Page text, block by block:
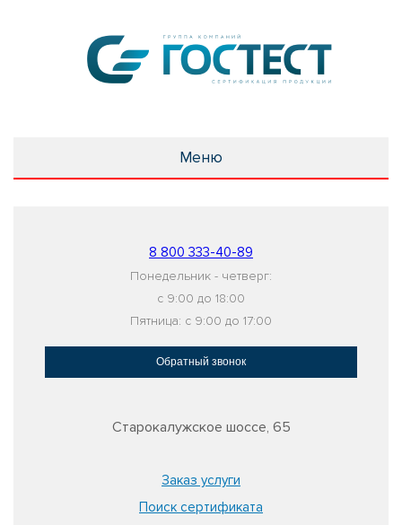
Меню
8 800 333-40-89
Понедельник - четверг:
с 9:00 до 18:00
Пятница: с 9:00 до 17:00
Обратный звонок
Старокалужское шоссе, 65
Заказ услуги
Поиск сертификата